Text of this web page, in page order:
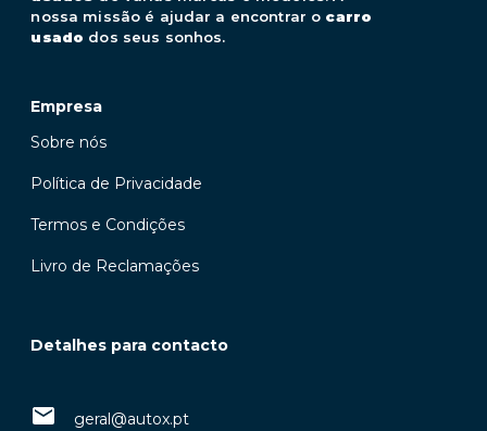
nossa missão é ajudar a encontrar o carro
usado dos seus sonhos.
Empresa
Sobre nós
Política de Privacidade
Termos e Condições
Livro de Reclamações
Detalhes para contacto
geral@autox.pt